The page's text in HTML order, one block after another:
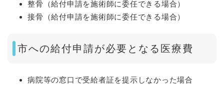
整骨（給付申請を施術師に委任できる場合）
接骨（給付申請を施術師に委任できる場合）
市への給付申請が必要となる医療費
病院等の窓口で受給者証を提示しなかった場合